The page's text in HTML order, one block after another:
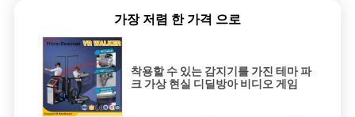
가장 저렴 한 가격 으로
착용할 수 있는 감지기를 가진 테마 파
크 가상 현실 디딜방아 비디오 게임